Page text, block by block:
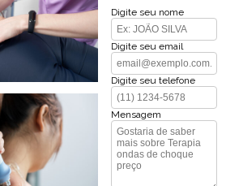
Digite seu nome
Digite seu email
Digite seu telefone
Mensagem